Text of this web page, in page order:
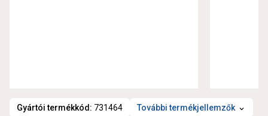
Gyártói termékkód: 731464 További termékjellemzők